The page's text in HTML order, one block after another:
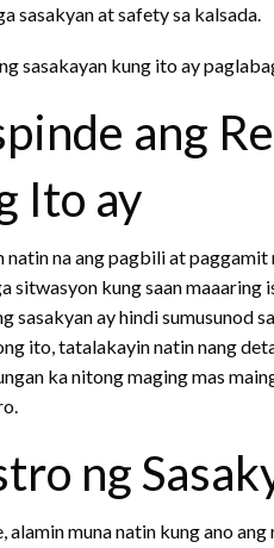
sasakyan at safety sa kalsada.
ang
Ito ay
natin na ang pagbili at
sitwasyon kung saan
sasakyan ay hindi sumusunod
ito, tatalakayin natin nang
ka nitong maging mas
ng
muna natin kung ano